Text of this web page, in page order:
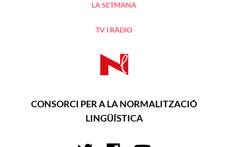
LA SETMANA
TV I RÀDIO
CONSORCI PER A LA NORMALITZACIÓ
LINGÜÍSTICA